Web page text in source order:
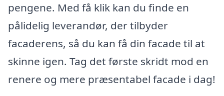
pengene. Med få klik kan du finde en
pålidelig leverandør, der tilbyder
facaderens, så du kan få din facade til at
skinne igen. Tag det første skridt mod en
renere og mere præsentabel facade i dag!